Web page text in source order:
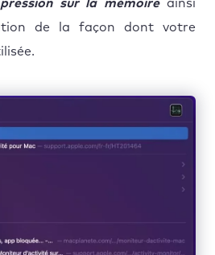
pression sur la mémoireainsi
de la façon dont votre